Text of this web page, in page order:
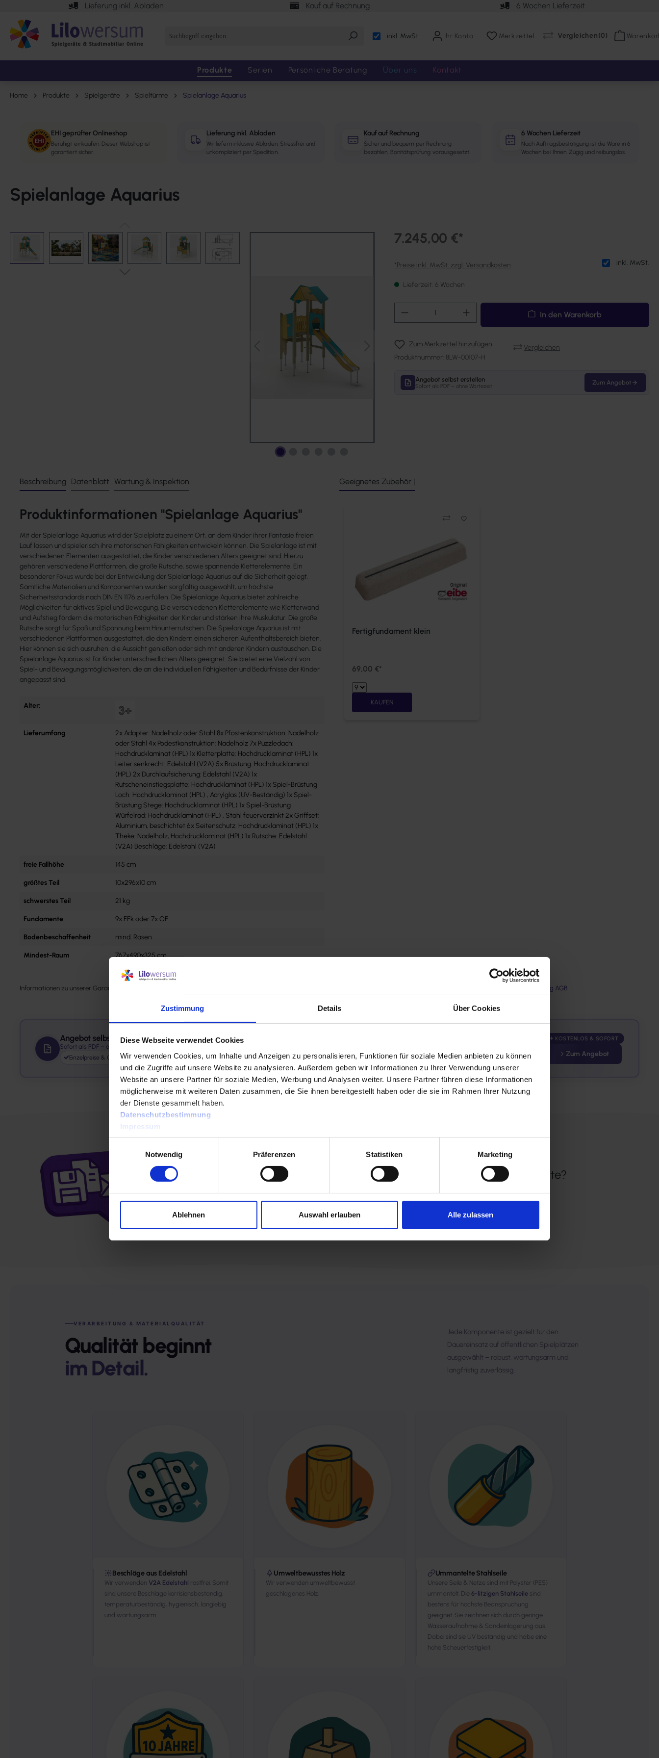
Zustimmung Details Über Cookies
Diese Webseite verwendet Cookies
Wir verwenden Cookies, um Inhalte und Anzeigen zu personalisieren, Funktionen für soziale Medien anbieten zu können
und die Zugriffe auf unsere Website zu analysieren. Außerdem geben wir Informationen zu Ihrer Verwendung unserer
Website an unsere Partner für soziale Medien, Werbung und Analysen weiter. Unsere Partner führen diese Informationen
möglicherweise mit weiteren Daten zusammen, die Sie ihnen bereitgestellt haben oder die sie im Rahmen Ihrer Nutzung
der Dienste gesammelt haben.
Datenschutzbestimmung
Impressum
Notwendig
Präferenzen Statistiken Marketing
Ablehnen Auswahl erlauben Alle zulassen
Zur Hauptnavigation springen
Lieferung inkl. Abladen Kauf auf Rechnung 6 Wochen Lieferzeit
inkl. MwSt. Ihr Konto Merkzettel Vergleichen(0)
Produkte Serien Persönliche Beratung Über uns Kontakt
Home Produkte Spielgeräte Spieltürme Spielanlage Aquarius
EHI geprüfter Onlineshop
Beruhigt einkaufen. Dieser Webshop ist
garantiert sicher.
Lieferung inkl. Abladen
Wir liefern inklusive Abladen. Stressfrei und
unkompliziert per Spedition.
Kauf auf Rechnung
Sicher und bequem per Rechnung
bezahlen, Bonitätsprüfung vorausgesetzt.
6 Wochen Lieferzeit
Nach Auftragsbestätigung ist die Ware in 6
Wochen bei Ihnen. Zügig und reibungslos.
Spielanlage Aquarius
Bildergalerie überspringen 7.245,00 €*
inkl. MwSt.
*Preise inkl. MwSt. zzgl. Versandkosten
Lieferzeit: 6 Wochen
Produkt Anzahl: Gib den gewünschten Wert ein
In den Warenkorb
Zum Merkzettel hinzufügen
Produktnummer: 8LW-00107-H
Vergleichen
Angebot selbst erstellen
Sofort als PDF – ohne Wartezeit Zum Angebot
Beschreibung Datenblatt Wartung & Inspektion
Produktinformationen "Spielanlage Aquarius"
Mit der Spielanlage Aquarius wird der Spielplatz zu einem Ort, an dem Kinder ihrer Fantasie freien
Lauf lassen und spielerisch ihre motorischen Fähigkeiten entwickeln können. Die Spielanlage ist mit
verschiedenen Elementen ausgestattet, die Kinder verschiedenen Alters geeignet sind. Hierzu
gehören verschiedene Plattformen, die große Rutsche, sowie spannende Kletterelemente. Ein
besonderer Fokus wurde bei der Entwicklung der Spielanlage Aquarius auf die Sicherheit gelegt.
Sämtliche Materialien und Komponenten wurden sorgfältig ausgewählt, um höchste
Sicherheitsstandards nach DIN EN 1176 zu erfüllen. Die Spielanlage Aquarius bietet zahlreiche
Möglichkeiten für aktives Spiel und Bewegung. Die verschiedenen Kletterelemente wie Kletterwand
und Aufstieg fördern die motorischen Fähigkeiten der Kinder und stärken ihre Muskulatur. Die große
Rutsche sorgt für Spaß und Spannung beim Hinunterrutschen. Die Spielanlage Aquarius ist mit
verschiedenen Plattformen ausgestattet, die den Kindern einen sicheren Aufenthaltsbereich bieten.
Hier können sie sich ausruhen, die Aussicht genießen oder sich mit anderen Kindern austauschen. Die
Spielanlage Aquarius ist für Kinder unterschiedlichen Alters geeignet. Sie bietet eine Vielzahl von
Spiel- und Bewegungsmöglichkeiten, die an die individuellen Fähigkeiten und Bedürfnisse der Kinder
angepasst sind.
Alter:
Lieferumfang
2x Adapter: Nadelholz oder Stahl 8x Pfostenkonstruktion: Nadelholz
oder Stahl 4x Podestkonstruktion: Nadelholz 7x Puzzledach:
Hochdrucklaminat (HPL) 1x Kletterplatte: Hochdrucklaminat (HPL) 1x
Leiter senkrecht: Edelstahl (V2A) 5x Brüstung: Hochdrucklaminat
(HPL) 2x Durchlaufsicherung: Edelstahl (V2A) 1x
Rutscheneinstiegsplatte: Hochdrucklaminat (HPL) 1x Spiel-Brüstung
Loch: Hochdrucklaminat (HPL) , Acrylglas (UV-Beständig) 1x Spiel-
Brüstung Stege: Hochdrucklaminat (HPL) 1x Spiel-Brüstung
Würfelrad: Hochdrucklaminat (HPL) , Stahl feuerverzinkt 2x Griffset:
Aluminium, beschichtet 6x Seitenschutz: Hochdrucklaminat (HPL) 1x
Theke: Nadelholz, Hochdrucklaminat (HPL) 1x Rutsche: Edelstahl
(V2A) Beschläge: Edelstahl (V2A)
freie Fallhöhe 145 cm
größtes Teil 10x296x10 cm
schwerstes Teil 21 kg
Fundamente 9x FFk oder 7x OF
Bodenbeschaffenheit mind. Rasen
Mindest-Raum 767x490x325 cm
Geeignetes Zubehör |
Fertigfundament klein
69,00 €*
KAUFEN
Informationen zu unserer Garantie und Gewährleistung entnehmen Sie bitte unseren AGB unter dem Punkt G. "Gewährleistung" Sie finden diese unter nachfolgendem Link: Gewährleistung AGB
Angebot selbst erstellen
Sofort als PDF – ohne Wartezeit
Einzelpreise & Gesamtpreis Versandkosten ausgewiesen Produktbilder & Datenblatt
✦ KOSTENLOS & SOFORT
Zum Angebot
Benötigen Sie weitere Dateiformate (z. B. .DWG) oder Ausschreibungstexte?
Dannkontaktieren Sie uns gerne– wir helfen weiter!
VERARBEITUNG & MATERIALQUALITÄT
Qualität beginnt
im Detail.
Jede Komponente ist gezielt für den
Dauereinsatz auf öffentlichen Spielplätzen
ausgewählt – robust, wartungsarm und
langfristig zuverlässig.
Beschläge aus Edelstahl
Wir verwenden V2A Edelstahl rostfrei. Somit
sind unsere Beschläge korrisionsbeständig,
temperaturbeständig, hygienisch, langlebig
und wartungsarm.
Umweltbewusstes Holz
Wir verwenden umweltbewusst
geschlagenes Holz.
Ummantelte Stahlseile
Unsere Seile & Netze sind mit Polyster (PES)
ummantelt. Die 6-litzigen Stahlseilesind
bestens für höchste Beanspruchung
geeignet. Sie zeichnen sich durch geringe
Wasseraufnahme & Sandeinlagerung aus.
Dabei sind sie UV beständig und habe eine
hohe Scheuerfestigkeit.